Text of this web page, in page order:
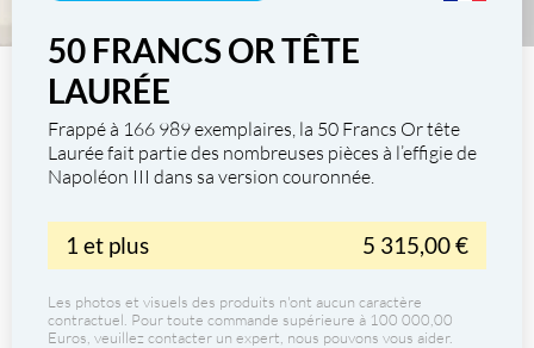
50 FRANCS OR TÊTE
LAURÉE
Frappé à 166 989 exemplaires, la 50 Francs Or tête
Lauréefait partie des nombreuses pièces à l’effigie de
Napoléon III dans sa version couronnée.
1 et plus 5 315,00 €
Les photos et visuels des produits n'ont aucun caractère
contractuel. Pour toute commande supérieure à 100 000,00
Euros, veuillez contacter un expert, nous pouvons vous aider.